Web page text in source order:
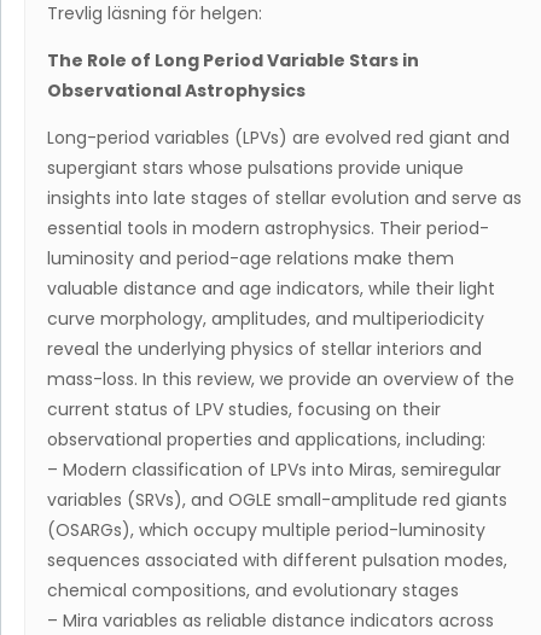
Trevlig läsning för helgen:
The Role of Long Period Variable Stars in
Observational Astrophysics
Long-period variables (LPVs) are evolved red giant and
supergiant stars whose pulsations provide unique
insights into late stages of stellar evolution and serve as
essential tools in modern astrophysics. Their period-
luminosity and period-age relations make them
valuable distance and age indicators, while their light
curve morphology, amplitudes, and multiperiodicity
reveal the underlying physics of stellar interiors and
mass-loss. In this review, we provide an overview of the
current status of LPV studies, focusing on their
observational properties and applications, including:
– Modern classification of LPVs into Miras, semiregular
variables (SRVs), and OGLE small-amplitude red giants
(OSARGs), which occupy multiple period-luminosity
sequences associated with different pulsation modes,
chemical compositions, and evolutionary stages
– Mira variables as reliable distance indicators across